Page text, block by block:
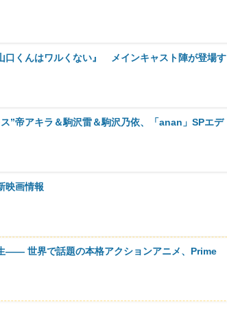
口くんはワルくない』 メインキャスト陣が登場す
”帝アキラ＆駒沢雷＆駒沢乃依、「anan」SPエデ
映画情報
―― 世界で話題の本格アクションアニメ、Prime